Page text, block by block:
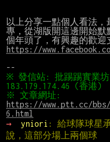
以上分享一點個人看法
專，從湖版開這邊開始默
https://
※ 發信站: 批踢踢實業
https://www.ptt.cc/bbs/
6.html
→
yniori : 給球隊球星
說，這部分場上兩個球